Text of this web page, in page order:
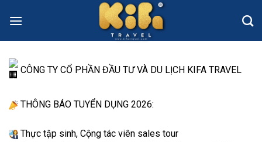
CÔNG TY CỔ PHẦN ĐẦU TƯ VÀ DU LỊCH KIFA TRAVEL
THÔNG BÁO TUYỂN DỤNG 2026:
Thực tập sinh, Cộng tác viên sales tour